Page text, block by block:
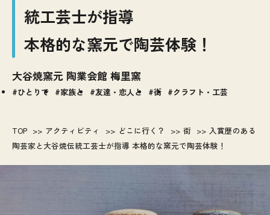
統工芸士が指導
本格的な窯元で陶芸体験！
大谷焼窯元 陶業会館 梅里窯
ひとりで 家族と 友達・恋人と 街 クラフト・工芸
TOP アクティビティ どこに行く？ 街
入賞歴のある
陶芸家と大谷焼伝統工芸士が指導 本格的な窯元で陶芸体験！